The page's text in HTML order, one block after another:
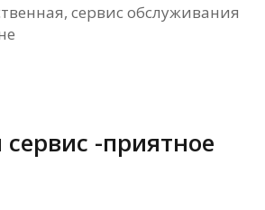
сервис обслуживания
-приятное